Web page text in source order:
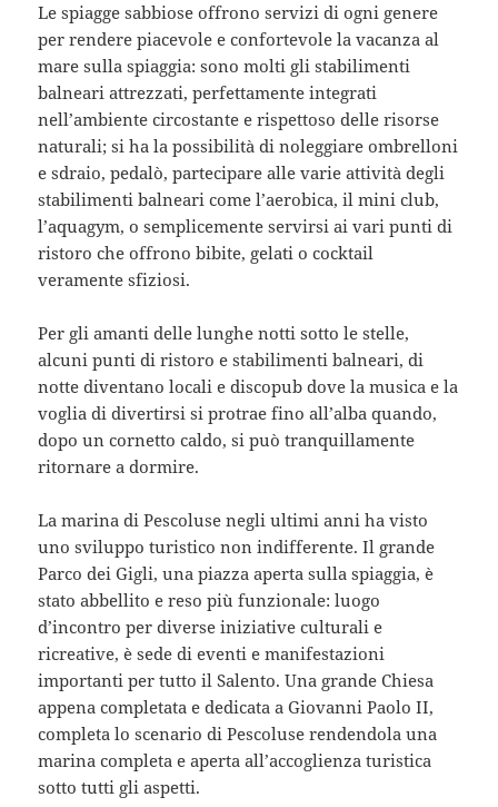
Le spiagge sabbiose offrono servizi di ogni genere
per rendere piacevole e confortevole la vacanza al
mare sulla spiaggia: sono molti gli stabilimenti
balneari attrezzati, perfettamente integrati
nell’ambiente circostante e rispettoso delle risorse
naturali; si ha la possibilità di noleggiare ombrelloni
e sdraio, pedalò, partecipare alle varie attività degli
stabilimenti balneari come l’aerobica, il mini club,
l’aquagym, o semplicemente servirsi ai vari punti di
ristoro che offrono bibite, gelati o cocktail
veramente sfiziosi.
Per gli amanti delle lunghe notti sotto le stelle,
alcuni punti di ristoro e stabilimenti balneari, di
notte diventano locali e discopub dove la musica e la
voglia di divertirsi si protrae fino all’alba quando,
dopo un cornetto caldo, si può tranquillamente
ritornare a dormire.
La marina di Pescoluse negli ultimi anni ha visto
uno sviluppo turistico non indifferente. Il grande
Parco dei Gigli, una piazza aperta sulla spiaggia, è
stato abbellito e reso più funzionale: luogo
d’incontro per diverse iniziative culturali e
ricreative, è sede di eventi e manifestazioni
importanti per tutto il Salento. Una grande Chiesa
appena completata e dedicata a Giovanni Paolo II,
completa lo scenario di Pescoluse rendendola una
marina completa e aperta all’accoglienza turistica
sotto tutti gli aspetti.